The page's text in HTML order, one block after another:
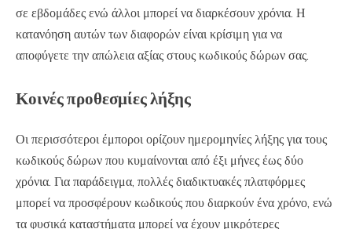
σε εβδομάδες ενώ άλλοι μπορεί να διαρκέσουν χρόνια. Η
κατανόηση αυτών των διαφορών είναι κρίσιμη για να
αποφύγετε την απώλεια αξίας στους κωδικούς δώρων σας.
Κοινές προθεσμίες λήξης
Οι περισσότεροι έμποροι ορίζουν ημερομηνίες λήξης για τους
κωδικούς δώρων που κυμαίνονται από έξι μήνες έως δύο
χρόνια. Για παράδειγμα, πολλές διαδικτυακές πλατφόρμες
μπορεί να προσφέρουν κωδικούς που διαρκούν ένα χρόνο, ενώ
τα φυσικά καταστήματα μπορεί να έχουν μικρότερες